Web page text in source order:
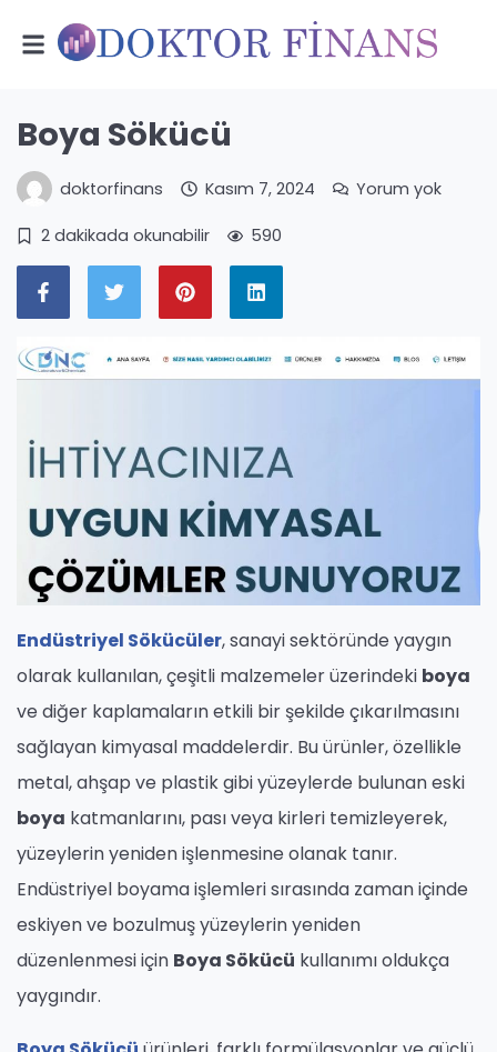
Boya Sökücü
doktorfinans Kasım 7, 2024 Yorum yok
2 dakikada okunabilir 590
Endüstriyel Sökücüler, sanayi sektöründe yaygın
olarak kullanılan, çeşitli malzemeler üzerindeki boya
ve diğer kaplamaların etkili bir şekilde çıkarılmasını
sağlayan kimyasal maddelerdir. Bu ürünler, özellikle
metal, ahşap ve plastik gibi yüzeylerde bulunan eski
boya katmanlarını, pası veya kirleri temizleyerek,
yüzeylerin yeniden işlenmesine olanak tanır.
Endüstriyel boyama işlemleri sırasında zaman içinde
eskiyen ve bozulmuş yüzeylerin yeniden
düzenlenmesi için Boya Sökücü kullanımı oldukça
yaygındır.